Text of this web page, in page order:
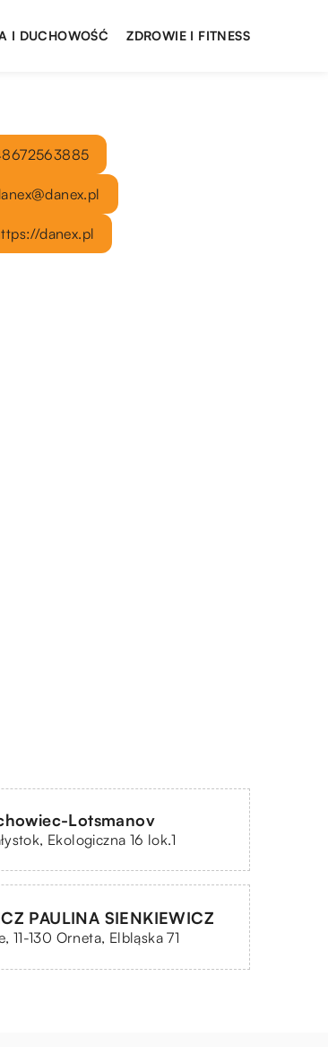
I DUCHOWOŚĆ ZDROWIE I FITNESS
danex.pl
Lotsmanov
Ekologiczna 16 lok.1
PAULINA SIENKIEWICZ
11-130 Orneta, Elbląska 71